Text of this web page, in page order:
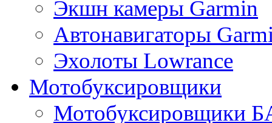
Экшн камеры Garmin
Автонавигаторы
Эхолоты Lowrance
Мотобуксировщики
Мотобуксировщики